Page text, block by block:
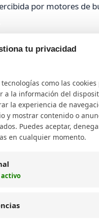
por motores de
interesar:
para SaaS: estrategia
y clientes orgánicos
integrarse
IA para
web
con una agencia IA
tu privacidad
como las
a la información del
la experiencia de
y mostrar contenido o
Puedes aceptar,
en cualquier momento.
activo